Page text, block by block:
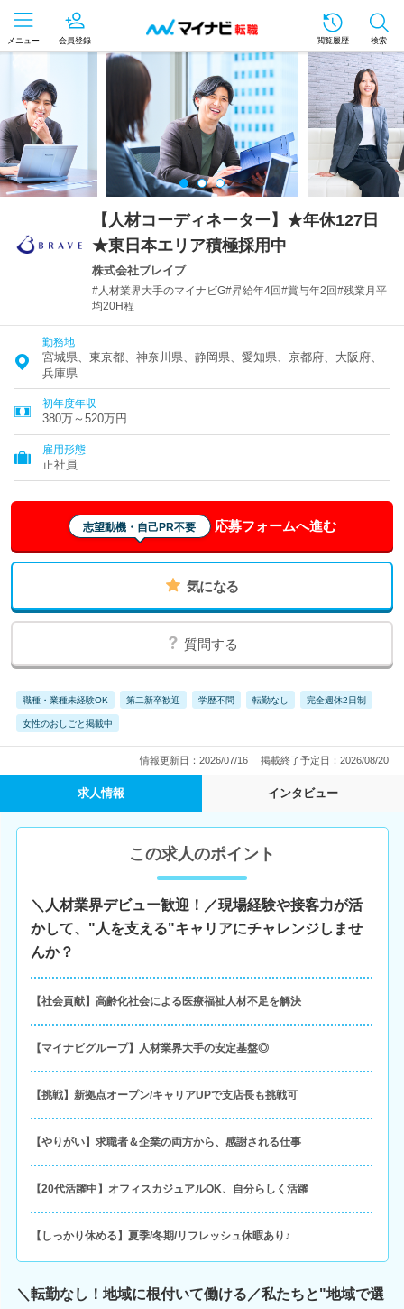
メニュー 会員登録 閲覧履歴 検索
【人材コーディネーター】★年休127日
★東日本エリア積極採用中
株式会社ブレイブ
#人材業界大手のマイナビG#昇給年4回#賞与年2回#残業月平
均20H程
勤務地
宮城県、東京都、神奈川県、静岡県、愛知県、京都府、大阪府、
兵庫県
初年度年収
380万～520万円
雇用形態
正社員
志望動機・自己PR不要 応募フォームへ進む
気になる
質問する
職種・業種未経験OK 第二新卒歓迎 学歴不問 転勤なし 完全週休2日制
女性のおしごと掲載中
情報更新日：2026/07/16 掲載終了予定日：2026/08/20
求人情報 インタビュー
この求人のポイント
＼人材業界デビュー歓迎！／現場経験や接客力が活
かして、"人を支える"キャリアにチャレンジしませ
んか？
【社会貢献】高齢化社会による医療福祉人材不足を解決
【マイナビグループ】人材業界大手の安定基盤◎
【挑戦】新拠点オープン/キャリアUPで支店長も挑戦可
【やりがい】求職者＆企業の両方から、感謝される仕事
【20代活躍中】オフィスカジュアルOK、自分らしく活躍
【しっかり休める】夏季/冬期/リフレッシュ休暇あり♪
＼転勤なし！地域に根付いて働ける／私たちと"地域で選